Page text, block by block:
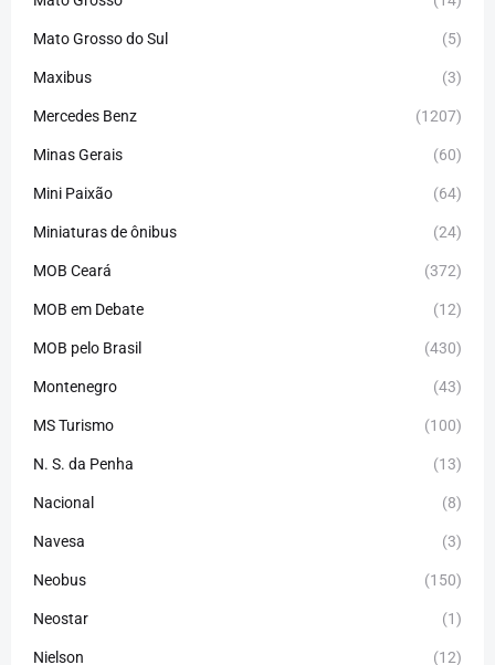
Mato Grosso do Sul (5)
Maxibus (3)
Mercedes Benz (1207)
Minas Gerais (60)
Mini Paixão (64)
Miniaturas de ônibus (24)
MOB Ceará (372)
MOB em Debate (12)
MOB pelo Brasil (430)
Montenegro (43)
MS Turismo (100)
N. S. da Penha (13)
Nacional (8)
Navesa (3)
Neobus (150)
Neostar (1)
Nielson (12)